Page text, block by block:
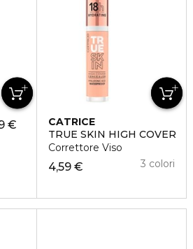
€
CATRICE
TRUE SKIN HIGH COVER
Correttore Viso
4,59 € 3 colori